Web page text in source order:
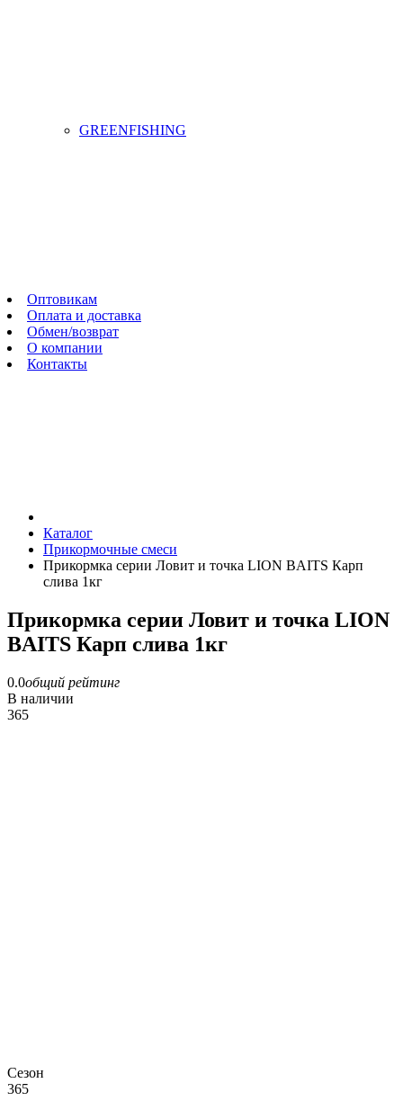
GREENFISHING
Оптовикам
Оплата и доставка
Обмен/возврат
О компании
Контакты
Каталог
Прикормочные смеси
Прикормка серии Ловит и точка LION BAITS Карп
слива 1кг
Прикормка серии Ловит и точка LION
BAITS Карп слива 1кг
0.0общий рейтинг
В наличии
365
Сезон
365